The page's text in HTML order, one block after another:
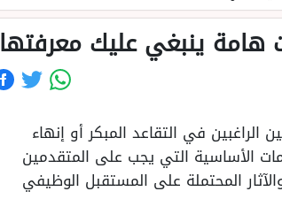
هامة ينبغي عليك معرفتها
في التقاعد المبكر أو إنهاء
الأساسية التي يجب على المتقدمين
المحتملة على المستقبل الوظيفي